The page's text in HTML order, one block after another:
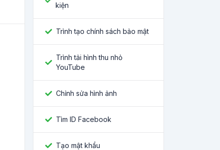
kiện
Trình tạo chính sách bảo mật
Trình tải hình thu nhỏ
YouTube
Chỉnh sửa hình ảnh
Tìm ID Facebook
Tạo mật khẩu